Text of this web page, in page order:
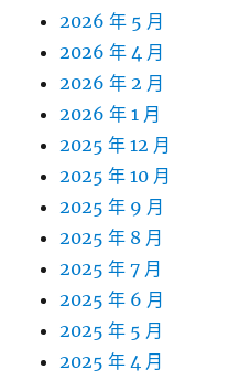
2026 年 5 月
2026 年 4 月
2026 年 2 月
2026 年 1 月
2025 年 12 月
2025 年 10 月
2025 年 9 月
2025 年 8 月
2025 年 7 月
2025 年 6 月
2025 年 5 月
2025 年 4 月